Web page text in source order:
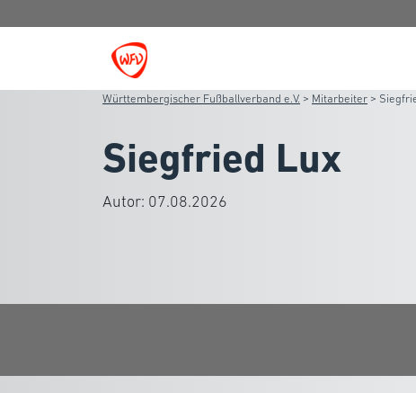
Württembergischer Fußballverband e.V. > Mitarbeiter >
Siegfried Lux
Autor: 07.08.2026